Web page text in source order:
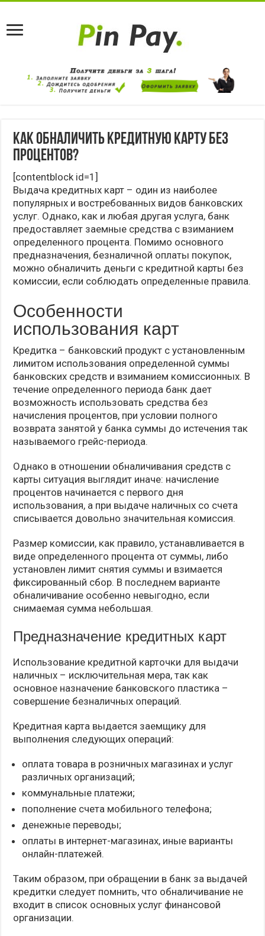
Как обналичить кредитную карту без
процентов?
[contentblock id=1]
Выдача кредитных карт – один из наиболее
популярных и востребованных видов банковских
услуг. Однако, как и любая другая услуга, банк
предоставляет заемные средства с взиманием
определенного процента. Помимо основного
предназначения, безналичной оплаты покупок,
можно обналичить деньги с кредитной карты без
комиссии, если соблюдать определенные правила.
Особенности
использования карт
Кредитка – банковский продукт с установленным
лимитом использования определенной суммы
банковских средств и взиманием комиссионных. В
течение определенного периода банк дает
возможность использовать средства без
начисления процентов, при условии полного
возврата занятой у банка суммы до истечения так
называемого грейс-периода.
Однако в отношении обналичивания средств с
карты ситуация выглядит иначе: начисление
процентов начинается с первого дня
использования, а при выдаче наличных со счета
списывается довольно значительная комиссия.
Размер комиссии, как правило, устанавливается в
виде определенного процента от суммы, либо
установлен лимит снятия суммы и взимается
фиксированный сбор. В последнем варианте
обналичивание особенно невыгодно, если
снимаемая сумма небольшая.
Предназначение кредитных карт
Использование кредитной карточки для выдачи
наличных – исключительная мера, так как
основное назначение банковского пластика –
совершение безналичных операций.
Кредитная карта выдается заемщику для
выполнения следующих операций:
оплата товара в розничных магазинах и услуг
различных организаций;
коммунальные платежи;
пополнение счета мобильного телефона;
денежные переводы;
оплаты в интернет-магазинах, иные варианты
онлайн-платежей.
Таким образом, при обращении в банк за выдачей
кредитки следует помнить, что обналичивание не
входит в список основных услуг финансовой
организации.